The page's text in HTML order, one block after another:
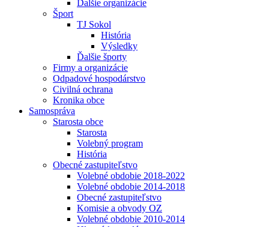
Ďalšie organizácie
Šport
TJ Sokol
História
Výsledky
Ďalšie športy
Firmy a organizácie
Odpadové hospodárstvo
Civilná ochrana
Kronika obce
Samospráva
Starosta obce
Starosta
Volebný program
História
Obecné zastupiteľstvo
Volebné obdobie 2018-2022
Volebné obdobie 2014-2018
Obecné zastupiteľstvo
Komisie a obvody OZ
Volebné obdobie 2010-2014